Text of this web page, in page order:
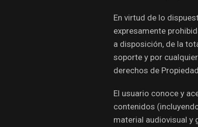
En virtud de lo
expresamente
a disposición, de la
soporte y por
derechos de
El usuario conoce y
contenidos
material audiovisual y